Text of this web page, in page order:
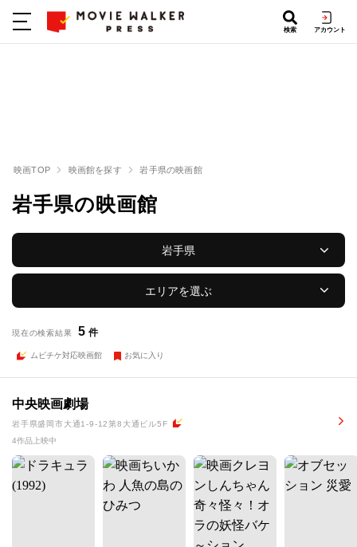
検索 アカウント
映画TOP 映画館を探す 岩手県の映画館
岩手県の映画館
岩手県
エリアを選ぶ
現在の検索結果 5 件
ムビチケ対応映画館 お気に入り
中央映画劇場
岩手県盛岡市大通1-9-12第8大通ビル5F
4作品上映中